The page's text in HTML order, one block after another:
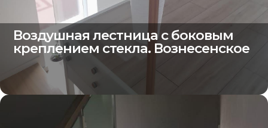
Воздушная лестница с боковым
креплением стекла. Вознесенское